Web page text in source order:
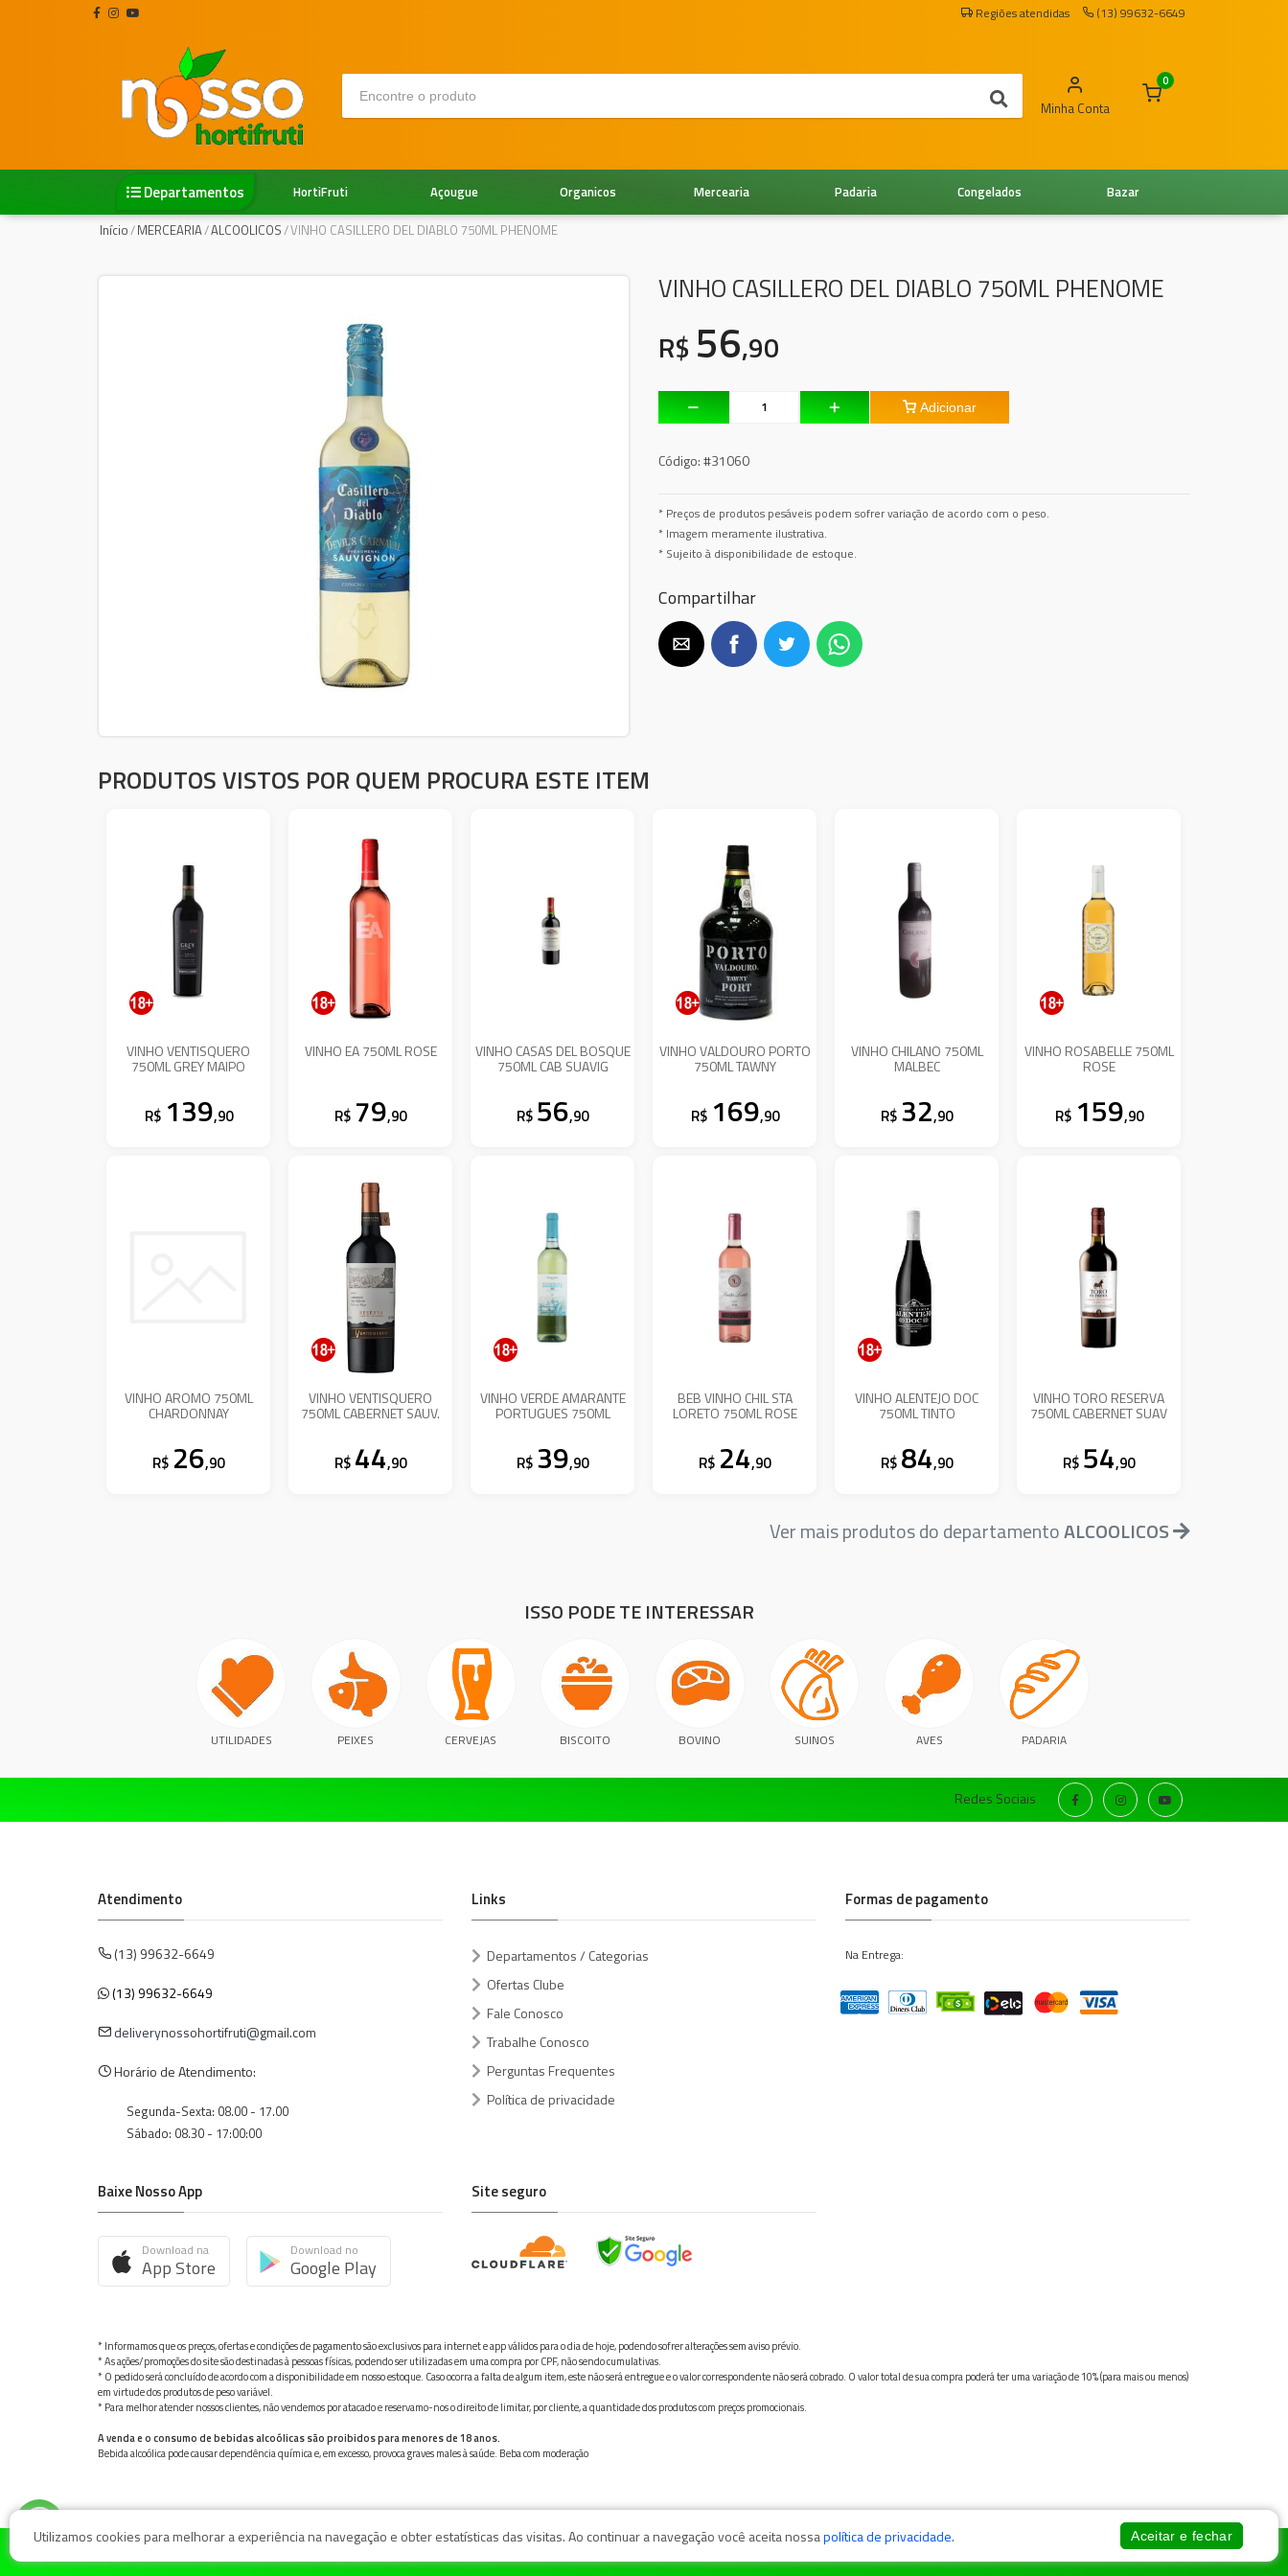
Regiões atendidas (13) 99632-6649
Minha Conta
0
Departamentos Bazar
Congelados
Padaria
Mercearia
Organicos
Açougue
HortiFruti
Início/MERCEARIA/ALCOOLICOS/VINHO CASILLERO DEL DIABLO 750ML PHENOME
VINHO CASILLERO DEL DIABLO 750ML PHENOME
R$ 56,90
Adicionar
Código:#31060
* Preços de produtos pesáveis podem sofrer variação de acordo com o peso.
* Imagem meramente ilustrativa.
* Sujeito à disponibilidade de estoque.
Compartilhar
PRODUTOS VISTOS POR QUEM PROCURA ESTE ITEM
VINHO VENTISQUERO
750ML GREY MAIPO
R$ 139,90
VINHO EA 750ML ROSE
R$ 79,90
VINHO CASAS DEL BOSQUE
750ML CAB SUAVIG
R$ 56,90
VINHO VALDOURO PORTO
750ML TAWNY
R$ 169,90
VINHO CHILANO 750ML
MALBEC
R$ 32,90
VINHO ROSABELLE 750ML
ROSE
R$ 159,90
VINHO AROMO 750ML
CHARDONNAY
R$ 26,90
VINHO VENTISQUERO
750ML CABERNET SAUV.
R$ 44,90
VINHO VERDE AMARANTE
PORTUGUES 750ML
R$ 39,90
BEB VINHO CHIL STA
LORETO 750ML ROSE
R$ 24,90
VINHO ALENTEJO DOC
750ML TINTO
R$ 84,90
VINHO TORO RESERVA
750ML CABERNET SUAV
R$ 54,90
Ver mais produtos do departamentoALCOOLICOS
ISSO PODE TE INTERESSAR
UTILIDADES PEIXES CERVEJAS BISCOITO BOVINO SUINOS AVES PADARIA
Redes Sociais
Atendimento
(13) 99632-6649
(13) 99632-6649
deliverynossohortifruti@gmail.com
Horário de Atendimento:
Segunda-Sexta: 08.00 - 17.00
Sábado: 08.30 - 17:00:00
Links
Departamentos / Categorias
Ofertas Clube
Fale Conosco
Trabalhe Conosco
Perguntas Frequentes
Política de privacidade
Formas de pagamento
Na Entrega:
Baixe Nosso App
Download na
App Store
Download no
Google Play
Site seguro
* Informamos que os preços, ofertas e condições de pagamento são exclusivos para internet e app válidos para o dia de hoje, podendo sofrer alterações sem aviso prévio.
* As ações/promoções do site são destinadas à pessoas físicas, podendo ser utilizadas em uma compra por CPF, não sendo cumulativas.
* O pedido será concluído de acordo com a disponibilidade em nosso estoque. Caso ocorra a falta de algum item, este não será entregue e o valor correspondente não será cobrado. O valor total de sua compra poderá ter uma variação de 10% (para mais ou menos)
em virtude dos produtos de peso variável.
* Para melhor atender nossos clientes, não vendemos por atacado e reservamo-nos o direito de limitar, por cliente, a quantidade dos produtos com preços promocionais.
A venda e o consumo de bebidas alcoólicas são proibidos para menores de 18 anos.
Bebida alcoólica pode causar dependência química e, em excesso, provoca graves males à saúde. Beba com moderação
Utilizamos cookies para melhorar a experiência na navegação e obter estatísticas das visitas. Ao continuar a navegação você aceita nossapolítica de privacidade. Aceitar e fechar